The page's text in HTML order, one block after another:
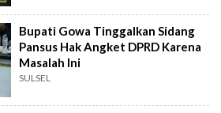
Bupati Gowa Tinggalkan Sidang
Pansus Hak Angket DPRD Karena
Masalah Ini
SULSEL